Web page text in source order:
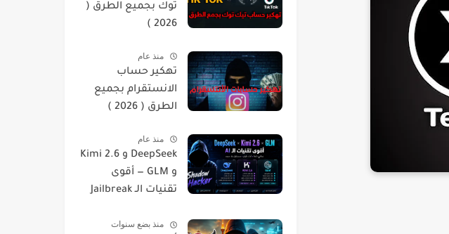
توك بجميع الطرق (
2026 )
منذ عام
تهكير حساب
الانستقرام بجميع
الطرق ( 2026 )
منذ عام
DeepSeek و Kimi 2.6
و GLM — أقوى
تقنيات الـ Jailbreak
منذ بضع سنوات